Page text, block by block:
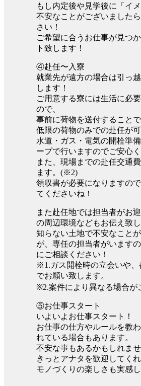
もし内定後や見学後に「イ
不安なことがございました
さい！
ご希望に合うお仕事が見つ
ト致します！
④赴任〜入寮
就業先が遠方の場合は引っ
します！
ご用意する寮には生活に必
ので、
事前に荷物を送付すること
低限の荷物のみでの赴任が可
水道・ガス・電気の開栓準
ープで行いますのでご安心く
また、現場までの赴任交通
ます。(※2)
領収書が必要になりますの
てくださいね！
また赴任地では担当者がお
の周辺環境などもお伝え致し
知らない土地で不安なこと
が、専任の担当者がいます
にご相談ください！
※1.ガス開栓時の立会いや
でお願い致します。
※2.案件により異なる場合が
⑤お仕事スタート
いよいよお仕事スタート！
お仕事の仕方やルールを教
れている場合もあります。
不安な事もあるかもしれま
きっとアナタを歓迎してく
モノづくりの楽しさも実感